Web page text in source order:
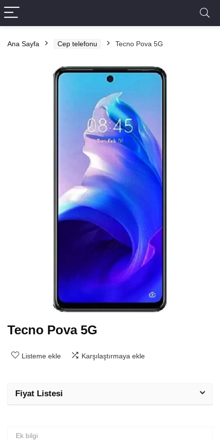
Ana Sayfa Cep telefonu Tecno Pova 5G
Tecno Pova 5G
Listeme ekle Karşılaştırmaya ekle
Fiyat Listesi
Ek bilgi